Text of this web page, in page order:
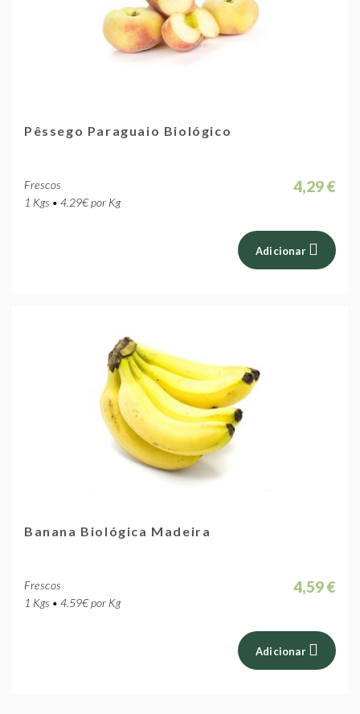
Pêssego Paraguaio Biológico
Frescos
1 Kgs • 4.29€ por Kg
4,29 €
Adicionar
Banana Biológica Madeira
Frescos
1 Kgs • 4.59€ por Kg
4,59 €
Adicionar